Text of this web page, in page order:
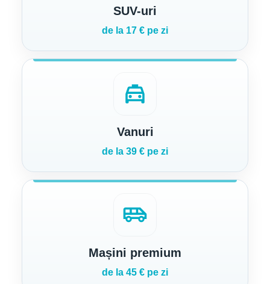
SUV-uri
de la 17 € pe zi
local_taxi
Vanuri
de la 39 € pe zi
airport_shuttle
Mașini premium
de la 45 € pe zi